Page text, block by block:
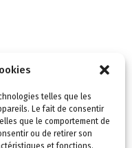
telles que les
Le fait de consentir
que le comportement de
ou de retirer son
et fonctions.